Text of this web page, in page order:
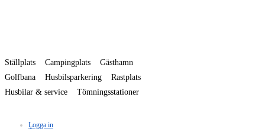
Ställplats Campingplats
Gästhamn
Golfbana
Husbilsparkering
Rastplats
Husbilar & service
Tömningsstationer
Logga in